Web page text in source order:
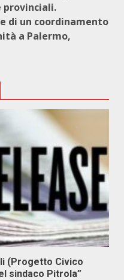
provinciali.
di un coordinamento
a Palermo,
(Progetto Civico
sindaco Pitrola”